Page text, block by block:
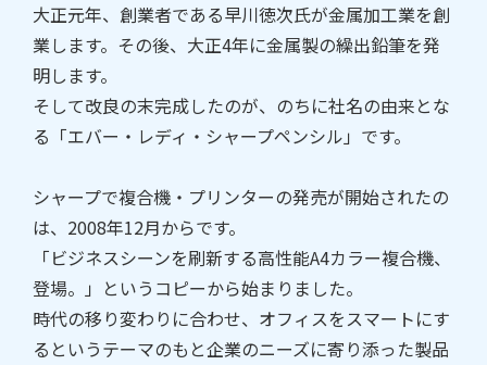
大正元年、創業者である早川徳次氏が金属加工業を創
業します。その後、大正4年に金属製の繰出鉛筆を発
明します。
そして改良の末完成したのが、のちに社名の由来とな
る「エバー・レディ・シャープペンシル」です。
シャープで複合機・プリンターの発売が開始されたの
は、2008年12月からです。
「ビジネスシーンを刷新する高性能A4カラー複合機、
登場。」というコピーから始まりました。
時代の移り変わりに合わせ、オフィスをスマートにす
るというテーマのもと企業のニーズに寄り添った製品